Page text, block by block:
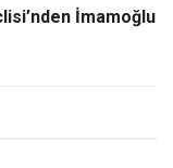
İmamoğlu